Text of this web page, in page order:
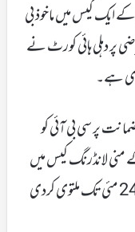
ایک کیس میں ماخوذ بی
پر دہلی ہائی کورٹ نے
دی ہے۔
پر سی بی آئی کو
لانڈرنگ کیس میں
کویتا کی ایک اور درخواست کے ساتھ سماعت24 مئی تک ملتوی کردی